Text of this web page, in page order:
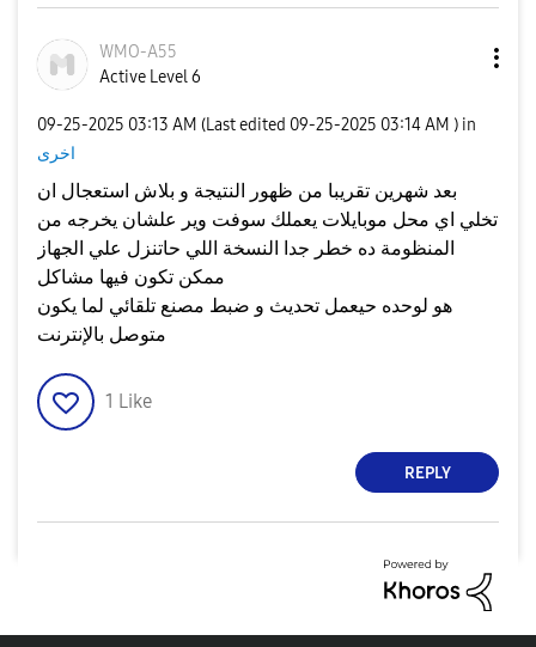
WMO-A55
Active Level 6
‎09-25-2025 03:13 AM (Last edited ‎09-25-2025 03:14 AM ) in
اخرى
بعد شهرين تقريبا من ظهور النتيجة و بلاش استعجال ان
تخلي اي محل موبايلات يعملك سوفت وير علشان يخرجه من
المنظومة ده خطر جدا النسخة اللي حاتنزل علي الجهاز
ممكن تكون فيها مشاكل
هو لوحده حيعمل تحديث و ضبط مصنع تلقائي لما يكون
متوصل بالإنترنت
1 Like
REPLY